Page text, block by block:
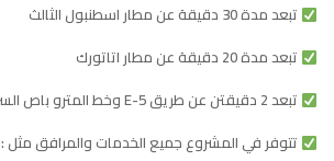
تبعد مدة 30 دقيقة عن مطار اسطنبول الثالث
تبعد مدة 20 دقيقة عن مطار اتاتورك
تبعد 2 دقيقتن عن طريق E-5 وخط المترو باص السريع
تتوفر في المشروع جميع الخدمات والمرافق مثل :